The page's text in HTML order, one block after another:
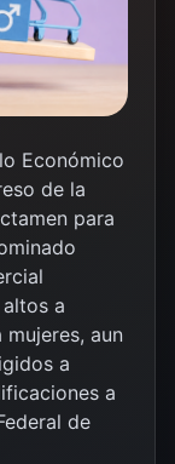
Económico
de la
para
a
aun
a
a
de